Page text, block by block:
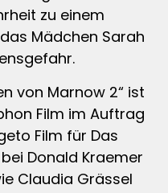
zu einem
Mädchen Sarah
von Marnow 2“ ist
Film im Auftrag
Film für Das
Donald Kraemer
Claudia Grässel